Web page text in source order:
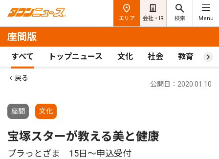
エリア 会社・IR 検索 Menu
座間版
すべて トップニュース 文化 社会 教育 ス
戻る
座間 文化
公開日：2020.01.10
宝塚スターが教える美と健康
プラっとざま 15日〜申込受付